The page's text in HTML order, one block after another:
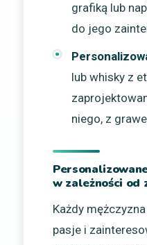
grafiką lub
do jego
lub whisky z
niego, z
w zależności od
Każdy
pasje i